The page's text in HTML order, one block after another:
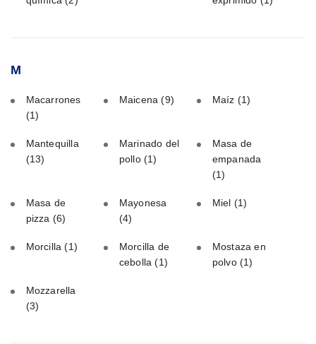
M
Macarrones
(1)
Maicena(9) Maíz (1)
Mantequilla
(13)
Marinado del
pollo (1)
Masa de
empanada
(1)
Masa de
pizza (6)
Mayonesa
(4)
Miel (1)
Morcilla(1)
Morcilla de
cebolla(1)
Mostaza en
polvo(1)
Mozzarella
(3)